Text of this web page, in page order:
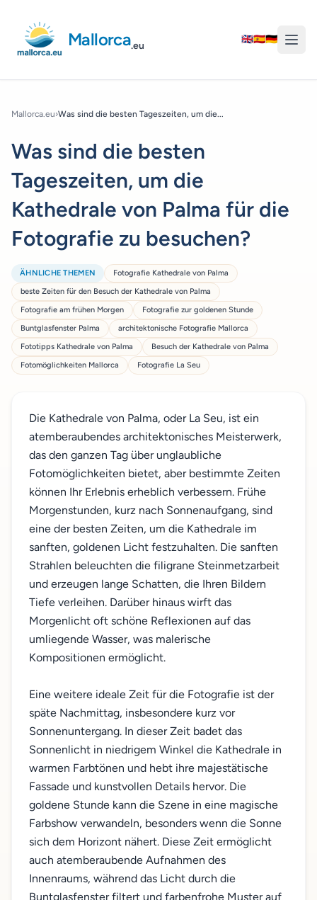
Mallorca.eu
🇬🇧🇪🇸🇩🇪
Mallorca.eu›Was sind die besten Tageszeiten, um die...
Was sind die besten
Tageszeiten, um die
Kathedrale von Palma für die
Fotografie zu besuchen?
ÄHNLICHE THEMEN
Fotografie Kathedrale von Palma
beste Zeiten für den Besuch der Kathedrale von Palma
Fotografie am frühen Morgen
Fotografie zur goldenen Stunde
Buntglasfenster Palma
architektonische Fotografie Mallorca
Fototipps Kathedrale von Palma
Besuch der Kathedrale von Palma
Fotomöglichkeiten Mallorca
Fotografie La Seu
Die Kathedrale von Palma, oder La Seu, ist ein
atemberaubendes architektonisches Meisterwerk,
das den ganzen Tag über unglaubliche
Fotomöglichkeiten bietet, aber bestimmte Zeiten
können Ihr Erlebnis erheblich verbessern. Frühe
Morgenstunden, kurz nach Sonnenaufgang, sind
eine der besten Zeiten, um die Kathedrale im
sanften, goldenen Licht festzuhalten. Die sanften
Strahlen beleuchten die filigrane Steinmetzarbeit
und erzeugen lange Schatten, die Ihren Bildern
Tiefe verleihen. Darüber hinaus wirft das
Morgenlicht oft schöne Reflexionen auf das
umliegende Wasser, was malerische
Kompositionen ermöglicht.
Eine weitere ideale Zeit für die Fotografie ist der
späte Nachmittag, insbesondere kurz vor
Sonnenuntergang. In dieser Zeit badet das
Sonnenlicht in niedrigem Winkel die Kathedrale in
warmen Farbtönen und hebt ihre majestätische
Fassade und kunstvollen Details hervor. Die
goldene Stunde kann die Szene in eine magische
Farbshow verwandeln, besonders wenn die Sonne
sich dem Horizont nähert. Diese Zeit ermöglicht
auch atemberaubende Aufnahmen des
Innenraums, während das Licht durch die
Buntglasfenster filtert und farbenfrohe Muster auf